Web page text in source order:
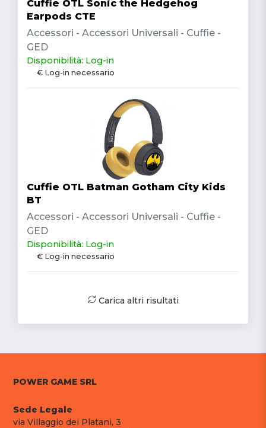
Cuffie OTL Sonic the Hedgehog
Earpods CTE
Accessori - Accessori Universali - Cuffie -
GED
Disponibilità: Log-in
€ Log-in necessario
Cuffie OTL Batman Gotham City Kids
BT
Accessori - Accessori Universali - Cuffie -
GED
Disponibilità: Log-in
€ Log-in necessario
Carica altri risultati
POWER GAME SRL
Sede Legale
via Villaggio dei Platani, 3